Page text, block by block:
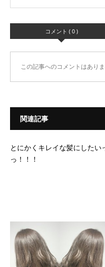
コメント ( 0 )
この記事へのコメントはありま
関連記事
とにかくキレイな髪にしたい
っ！！！